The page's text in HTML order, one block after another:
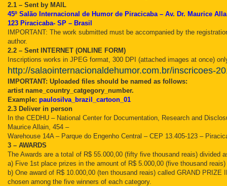
2.1 – Sent by MAlL
45º Salão Internacional de Humor de Piracicaba – Av. Dr. Maurice
123 Piracicaba- SP – Brasil
IMPORTANT: The work submitted must be accompanied by the
author.
2.2 – Sent INTERNET (ONLINE FORM)
Inscriptions works in JPEG format, 300 DPI (attached images at once)
http://salaointernacionaldehumor.com.br/inscricoes-
IMPORTANT: Uploaded files should be named as follows:
artist name_country_catgegory_number.
Example: paulosilva_brazil_cartoon_01
2.3 Deliver in person
In the CEDHU – National Center for Documentation, Research and
Maurice Allain, 454 –
Warehouse 14A – Parque do Engenho Central – CEP 13.405-123 –
3 – AWARDS
The Awards are a totaI of R$ 55.000,00 (fifty five thousand reais) divided
a) Five 1st place prizes in the amount of R$ 5.000,00 (five thousand
b) One award of R$ 10.000,00 (ten thousand reais) called GRAND PRIZE
chosen among the five winners of each category.